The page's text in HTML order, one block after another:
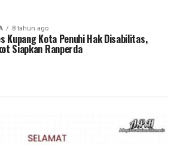
8 tahun ago
Kupang Kota Penuhi Hak Disabilitas,
Siapkan Ranperda